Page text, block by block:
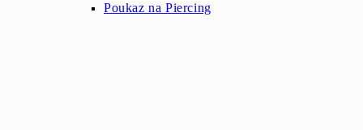
Poukaz na Piercing